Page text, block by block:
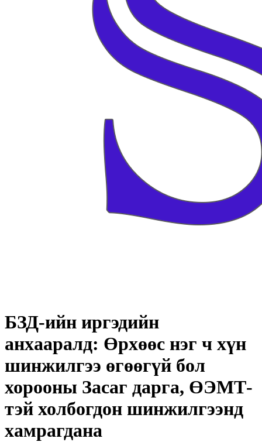
БЗД-ийн иргэдийн
анхааралд: Өрхөөс нэг ч хүн
шинжилгээ өгөөгүй бол
хорооны Засаг дарга, ӨЭМТ-
тэй холбогдон шинжилгээнд
хамрагдана